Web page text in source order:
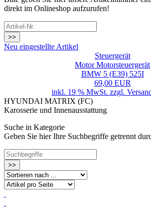
direkt im Onlineshop aufzurufen!
>>
Neu eingestellte Artikel
Steuergerät
Motor Motorsteuergerät
BMW 5 (E39) 525I
69,00 EUR
inkl. 19 % MwSt. zzgl.
HYUNDAI MATRIX (FC)
Karosserie und Innenausstattung
Suche in Kategorie
Geben Sie hier Ihre Suchbegriffe getrennt
>>